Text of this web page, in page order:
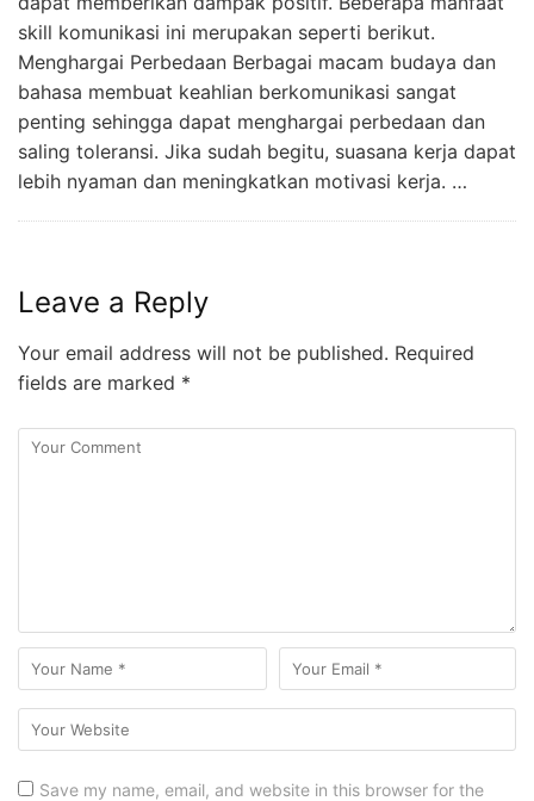
skill komunikasi ini merupakan seperti berikut.
Menghargai Perbedaan Berbagai macam budaya dan
bahasa membuat keahlian berkomunikasi sangat
penting sehingga dapat menghargai perbedaan dan
saling toleransi. Jika sudah begitu, suasana kerja dapat
lebih nyaman dan meningkatkan motivasi kerja. …
Leave a Reply
Your email address will not be published. Required
fields are marked *
Save my name, email, and website in this browser for the